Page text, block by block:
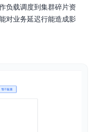
负载调度到集群碎片资
对业务延迟行能造成影